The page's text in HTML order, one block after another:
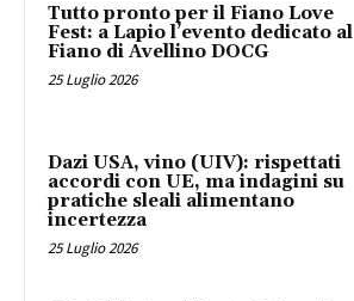
Tutto pronto per il Fiano Love
Fest: a Lapio l’evento dedicato al
Fiano di Avellino DOCG
25 Luglio 2026
Dazi USA, vino (UIV): rispettati
accordi con UE, ma indagini su
pratiche sleali alimentano
incertezza
25 Luglio 2026